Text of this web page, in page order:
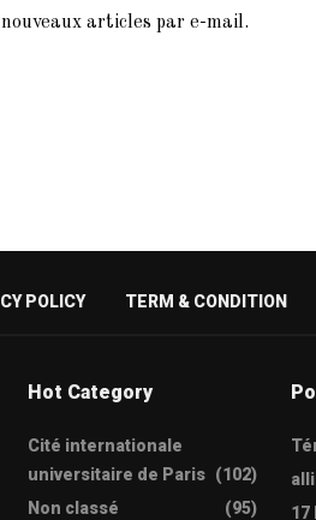
articles par e-mail.
POLICY TERM & CONDITION
Hot Category
Cité internationale
universitaire de Paris (102)
Non classé
(95) 17